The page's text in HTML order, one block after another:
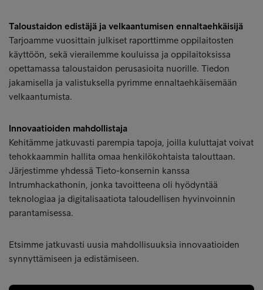
Taloustaidon edistäjä ja velkaantumisen ennaltaehkäisijä
Tarjoamme vuosittain julkiset raporttimme oppilaitosten
käyttöön, sekä vierailemme kouluissa ja oppilaitoksissa
opettamassa taloustaidon perusasioita nuorille. Tiedon
jakamisella ja valistuksella pyrimme ennaltaehkäisemään
velkaantumista.
Innovaatioiden mahdollistaja
Kehitämme jatkuvasti parempia tapoja, joilla kuluttajat voivat
tehokkaammin hallita omaa henkilökohtaista talouttaan.
Järjestimme yhdessä Tieto-konsernin kanssa
Intrumhackathonin, jonka tavoitteena oli hyödyntää
teknologiaa ja digitalisaatiota taloudellisen hyvinvoinnin
parantamisessa.
Etsimme jatkuvasti uusia mahdollisuuksia innovaatioiden
synnyttämiseen ja edistämiseen.